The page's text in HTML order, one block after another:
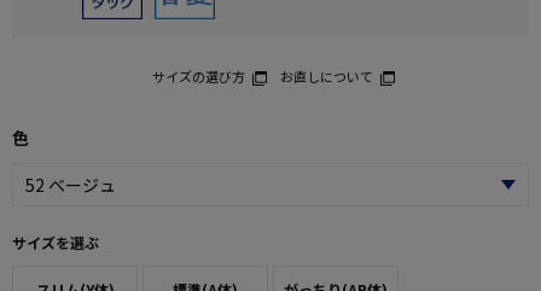
サイズの選び方 お直しについて
色
サイズを選ぶ